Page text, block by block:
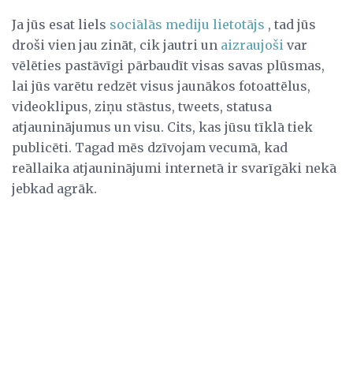
Ja jūs esat liels sociālās mediju lietotājs , tad jūs
droši vien jau zināt, cik jautri un aizraujoši var
vēlēties pastāvīgi pārbaudīt visas savas plūsmas,
lai jūs varētu redzēt visus jaunākos fotoattēlus,
videoklipus, ziņu stāstus, tweets, statusa
atjauninājumus un visu. Cits, kas jūsu tīklā tiek
publicēti. Tagad mēs dzīvojam vecumā, kad
reāllaika atjauninājumi internetā ir svarīgāki nekā
jebkad agrāk.